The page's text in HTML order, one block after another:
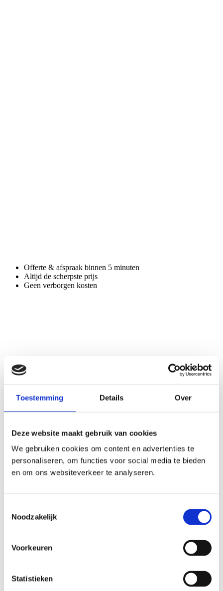
Toestemming Details Over
Deze website maakt gebruik van cookies
We gebruiken cookies om content en advertenties te
personaliseren, om functies voor social media te bieden
en om ons websiteverkeer te analyseren.
Noodzakelijk
Voorkeuren
Statistieken
Offerte & afspraak binnen 5 minuten
Altijd de scherpste prijs
Geen verborgen kosten